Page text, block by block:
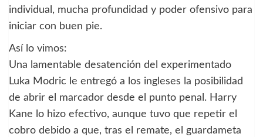
individual, mucha profundidad y poder ofensivo para
iniciar con buen pie.
Así lo vimos:
Una lamentable desatención del experimentado
Luka Modric le entregó a los ingleses la posibilidad
de abrir el marcador desde el punto penal. Harry
Kane lo hizo efectivo, aunque tuvo que repetir el
cobro debido a que, tras el remate, el guardameta